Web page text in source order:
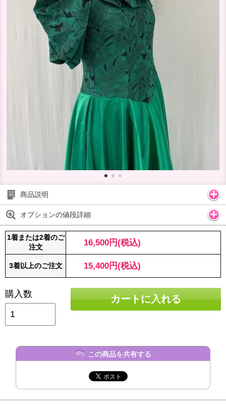
商品説明
オプションの値段詳細
1着または2着のご
注文
16,500円(税込)
3着以上のご注文 15,400円(税込)
購入数 カートに入れる
この商品を共有する